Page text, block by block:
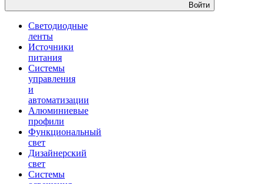
Войти
Светодиодные
ленты
Источники
питания
Системы
управления
и
автоматизации
Алюминиевые
профили
Функциональный
свет
Дизайнерский
свет
Системы